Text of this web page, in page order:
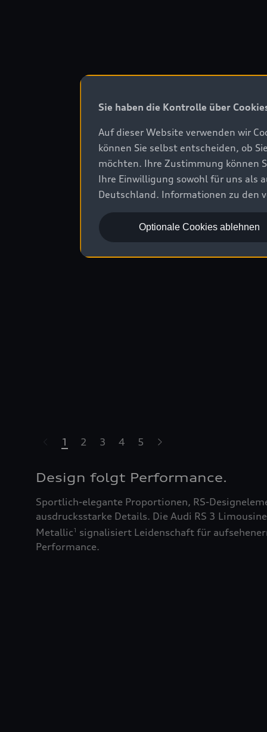
1 2 3 4 5
Design folgt Performance.
Sportlich-elegante Proportionen, RS-
ausdrucksstarke Details. Die Audi RS 3
Metallic1
signalisiert Leidenschaft für
Performance.
Sie haben die Kontrolle über
Auf dieser Website verwenden wir
können Sie selbst entscheiden, ob
möchten. Ihre Zustimmung können
Ihre Einwilligung sowohl für uns als
Deutschland. Informationen zu den
Optionale Cookies ablehnen